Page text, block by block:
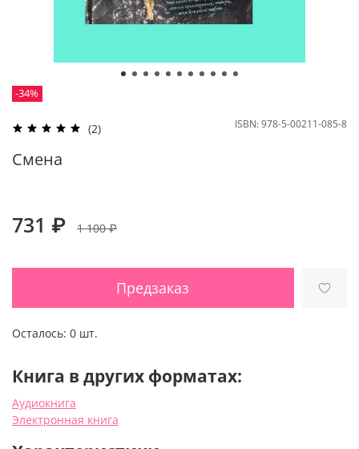
-34%
(2) ISBN:978-5-00211-085-8
Смена
731 ₽ 1 100 ₽
Предзаказ
Осталось: 0 шт.
Книга в других форматах:
Аудиокнига
Электронная книга